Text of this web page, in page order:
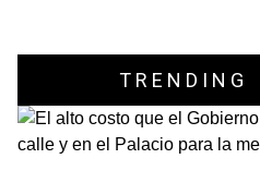
TRENDING